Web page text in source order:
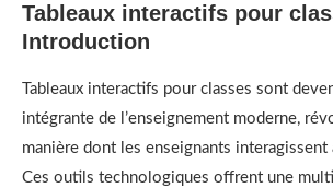
Tableaux interactifs pour
Introduction
Tableaux interactifs pour classes sont
intégrante de l’enseignement moderne,
manière dont les enseignants interagissent
Ces outils technologiques offrent une